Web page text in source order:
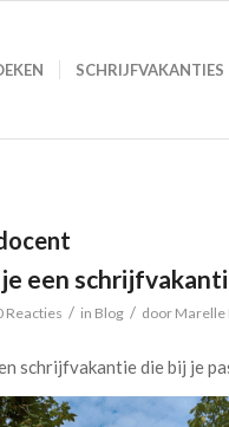
SCHRIJFVAKANTIES
een
Reacties / in Blog / door Marelle
schrijfvakantie die bij je